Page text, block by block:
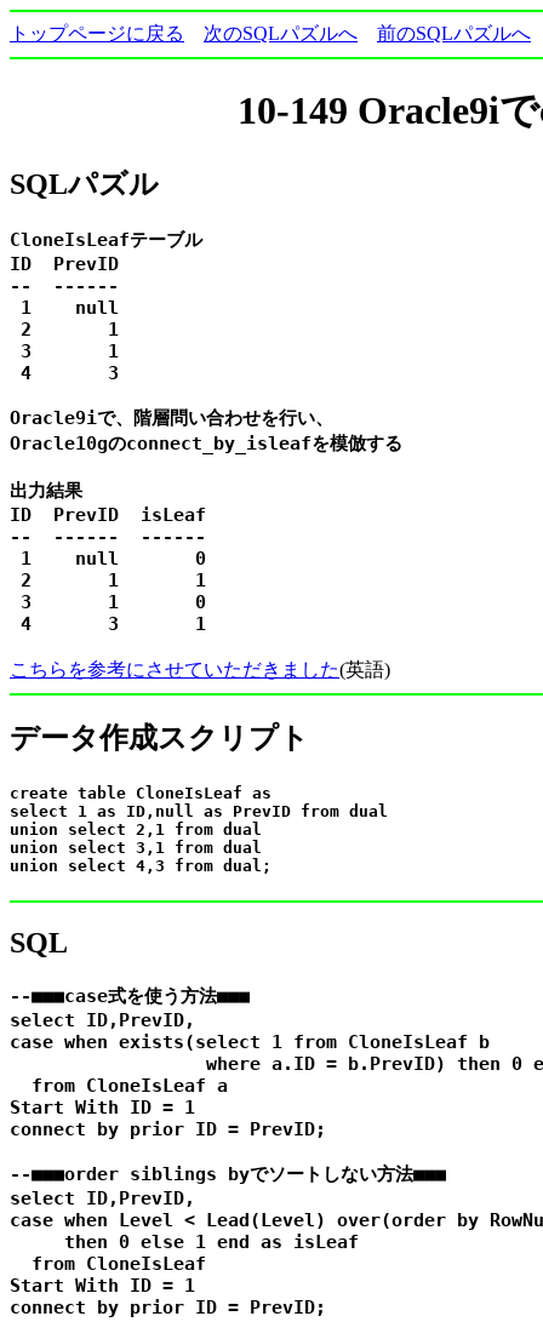
トップページに戻る 次のSQLパズルへ 前のSQLパズルへ
10-149 Oracle9i
SQLパズル
CloneIsLeafテーブル
ID  PrevID
--  ------
1    null
2       1
3       1
4       3
Oracle9iで、階層問い合わせを行い、
Oracle10gのconnect_by_isleafを模倣する
出力結果
ID  PrevID  isLeaf
--  ------  ------
1    null       0
2       1       1
3       1       0
こちらを参考にさせていただきました(英語)
データ作成スクリプト
create table CloneIsLeaf as
select 1 as ID,null as PrevID from dual
union select 2,1 from dual
union select 3,1 from dual
SQL
--■■■case式を使う方法■■■
select ID,PrevID,
case when exists(select 1 from CloneIsLeaf b
where a.ID = b.PrevID) then 0
  from CloneIsLeaf a
Start With ID = 1
connect by prior ID = PrevID;
--■■■order siblings byでソートしない方法■■■
select ID,PrevID,
case when Level < Lead(Level) over(order by
     then 0 else 1 end as isLeaf
  from CloneIsLeaf
Start With ID = 1
connect by prior ID = PrevID;